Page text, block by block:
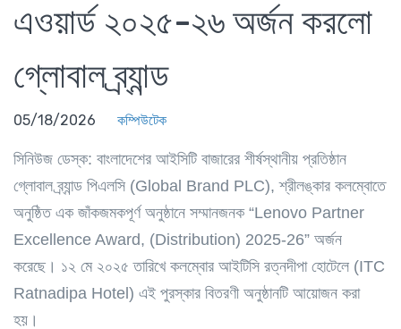
এওয়ার্ড ২০২৫-২৬ অর্জন করলো
গ্লোবাল ব্র্যান্ড
05/18/2026 কম্পিউটেক
সিনিউজ ডেস্ক: বাংলাদেশের আইসিটি বাজারের শীর্ষস্থানীয় প্রতিষ্ঠান
গ্লোবাল ব্র্যান্ড পিএলসি (Global Brand PLC), শ্রীলঙ্কার কলম্বোতে
অনুষ্ঠিত এক জাঁকজমকপূর্ণ অনুষ্ঠানে সম্মানজনক “Lenovo Partner
Excellence Award, (Distribution) 2025-26” অর্জন
করেছে। ১২ মে ২০২৫ তারিখে কলম্বোর আইটিসি রত্নদীপা হোটেলে (ITC
Ratnadipa Hotel) এই পুরস্কার বিতরণী অনুষ্ঠানটি আয়োজন করা
হয়।